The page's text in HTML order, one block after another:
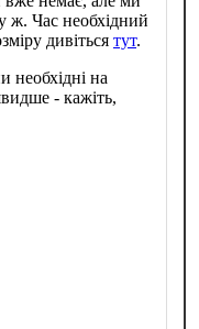
ж. Час необхідний
дивіться тут.
необхідні на
- кажіть,